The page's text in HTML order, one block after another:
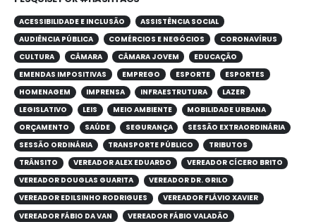
ACESSIBILIDADE E INCLUSÃO
ASSISTÊNCIA SOCIAL
AUDIÊNCIA PÚBLICA
COMÉRCIOS E NEGÓCIOS
CORONAVÍRUS
CULTURA
CÂMARA CÂMARA JOVEM
EDUCAÇÃO
EMENDAS IMPOSITIVAS
EMPREGO ESPORTE
ESPORTES
HOMENAGEM
IMPRENSA INFRAESTRUTURA
LAZER
LEGISLATIVO
LEIS MEIO AMBIENTE
MOBILIDADE URBANA
ORÇAMENTO
SAÚDE SEGURANÇA
SESSÃO EXTRAORDINÁRIA
SESSÃO ORDINÁRIA
TRANSPORTE PÚBLICO
TRIBUTOS
TRÂNSITO
VEREADOR ALEX EDUARDO
VEREADOR CÍCERO BRITO
VEREADOR DOUGLAS GUARITA
VEREADOR DR. GRILO
VEREADOR EDILSINHO RODRIGUES
VEREADOR FLÁVIO XAVIER
VEREADOR FÁBIO DA VAN
VEREADOR FÁBIO VALADÃO